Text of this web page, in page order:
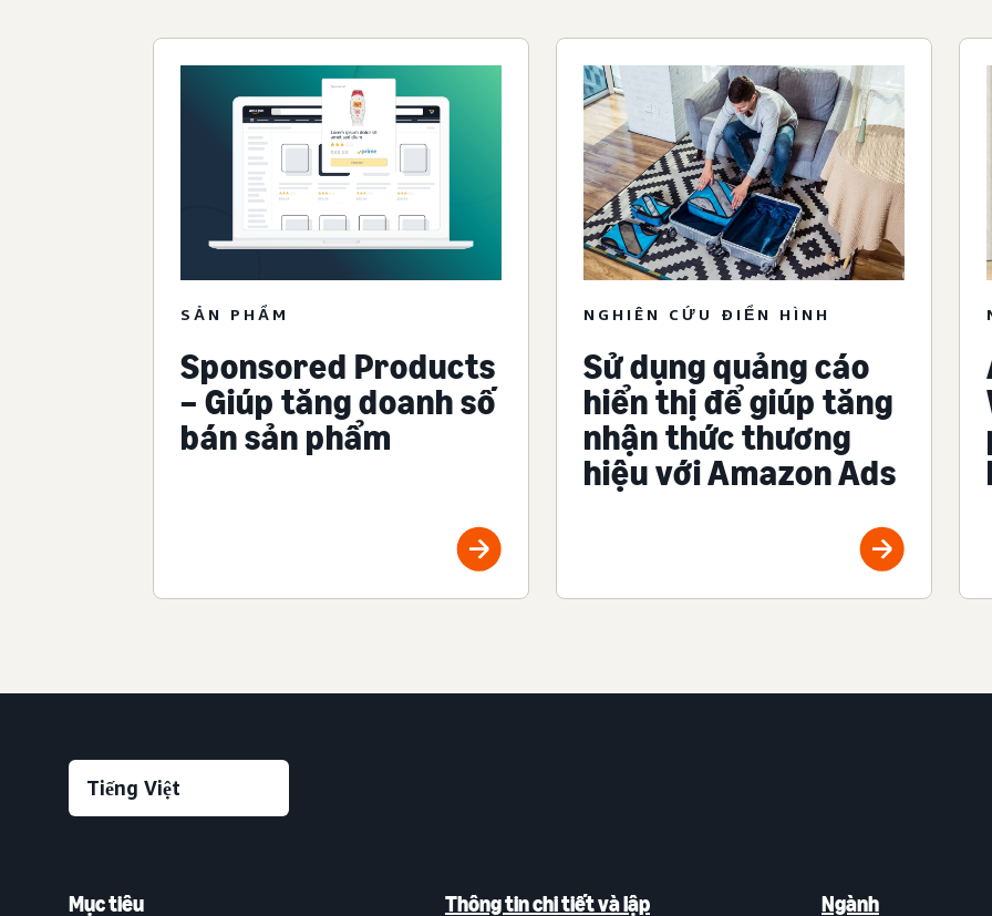
SẢN PHẨM
Sponsored Products
– Giúp tăng doanh số
bán sản phẩm
NGHIÊN CỨU ĐIỂN HÌNH
Sử dụng quảng cáo
hiển thị để giúp tăng
nhận thức thương
hiệu với Amazon Ads
Mục tiêu Thông tin chi tiết và lập Ngành